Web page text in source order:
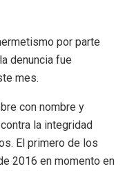
por parte
denuncia fue
mes.
con nombre y
la integridad
El primero de los
2016 en momento en